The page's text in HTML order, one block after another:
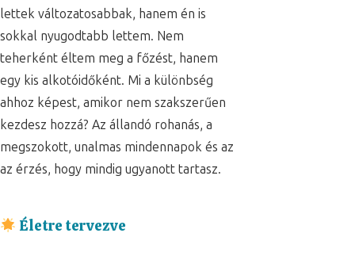
lettek változatosabbak, hanem én is
sokkal nyugodtabb lettem. Nem
teherként éltem meg a főzést, hanem
egy kis alkotóidőként. Mi a különbség
ahhoz képest, amikor nem szakszerűen
kezdesz hozzá? Az állandó rohanás, a
megszokott, unalmas mindennapok és az
az érzés, hogy mindig ugyanott tartasz.
Életre tervezve